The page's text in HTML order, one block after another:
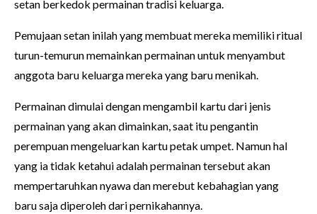
setan berkedok permainan tradisi keluarga.
Pemujaan setan inilah yang membuat mereka memiliki ritual
turun-temurun memainkan permainan untuk menyambut
anggota baru keluarga mereka yang baru menikah.
Permainan dimulai dengan mengambil kartu dari jenis
permainan yang akan dimainkan, saat itu pengantin
perempuan mengeluarkan kartu petak umpet. Namun hal
yang ia tidak ketahui adalah permainan tersebut akan
mempertaruhkan nyawa dan merebut kebahagian yang
baru saja diperoleh dari pernikahannya.